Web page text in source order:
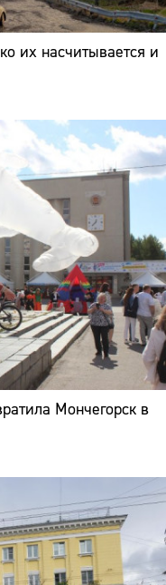
их насчитывается и
Мончегорск в